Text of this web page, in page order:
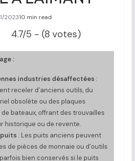
202310 min read
4.7/5 - (8 votes)
:
industries désaffectées :
receler d’anciens outils, du
obsolète ou des plaques
bateaux, offrant des trouvailles
historique ou de revente.
puits : Les puits anciens peuvent
de pièces de monnaie ou d’outils
bien conservés si le puits